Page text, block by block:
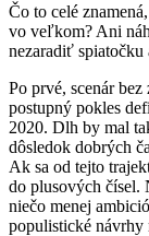
Čo to celé
vo veľkom? Ani
nezaradiť
Po prvé, scenár
postupný pokles
2020. Dlh by mal
dôsledok dobrých
Ak sa od tejto
do plusových čísel.
niečo menej
populistické návrhy